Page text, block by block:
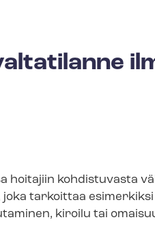
hoitajiin kohdistuvasta
tarkoittaa
kiroilu tai